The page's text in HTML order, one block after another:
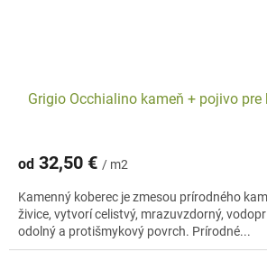
Grigio Occhialino kameň + pojivo pre
od 32,50 € / m2
Kamenný koberec je zmesou prírodného
živice, vytvorí celistvý, mrazuvzdorný,
odolný a protišmykový povrch. Prírodné...